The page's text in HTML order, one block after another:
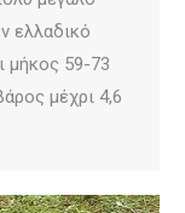
ελλαδικό
μήκος 59-73
μέχρι 4,6